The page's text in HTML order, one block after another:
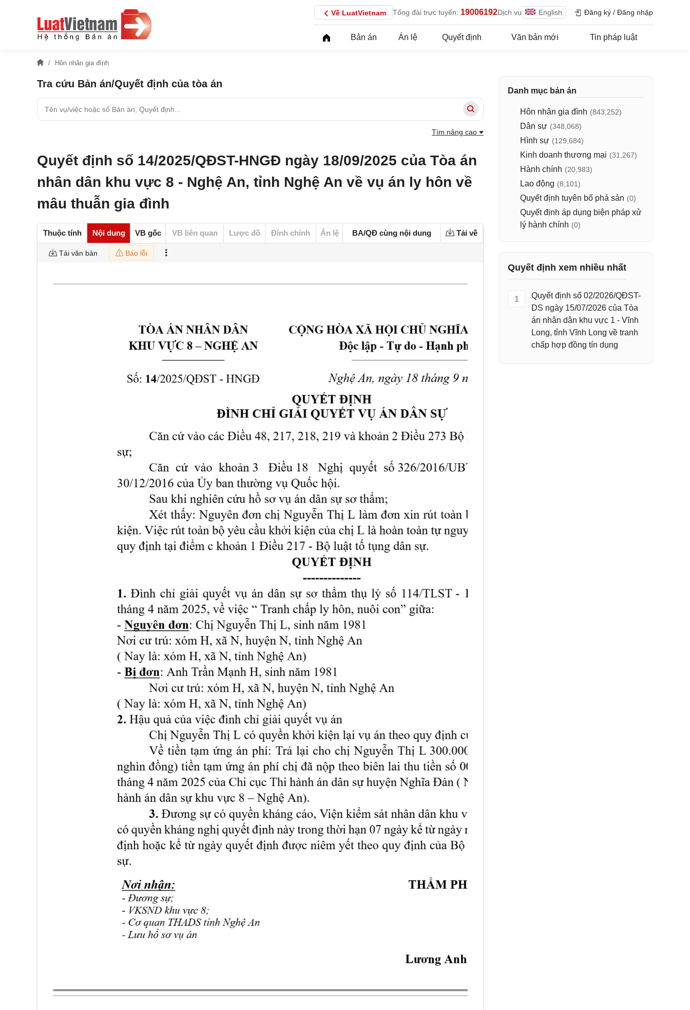
Về LuatVietnam Tổng đài trực tuyến: 19006192Dịch vụ English Đăng ký / Đăng nhập
Bản án Án lệ Quyết định Văn bản mới Tin pháp luật
Hôn nhân gia đình
Tra cứu Bản án/Quyết định của tòa án
Tìm nâng cao
Quyết định số 14/2025/QĐST-HNGĐ ngày 18/09/2025 của Tòa án
nhân dân khu vực 8 - Nghệ An, tỉnh Nghệ An về vụ án ly hôn về
mâu thuẫn gia đình
Thuộc tính Nội dung VB gốc VB liên quan Lược đồ Đính chính Án lệ BA/QĐ cùng nội dung Tải về
Tải văn bản Báo lỗi
Danh mục bản án
Hôn nhân gia đình (843,252)
Dân sự (348,068)
Hình sự (129,684)
Kinh doanh thương mại (31,267)
Hành chính (20,983)
Lao động (8,101)
Quyết định tuyên bố phá sản (0)
Quyết định áp dụng biện pháp xử
lý hành chính (0)
Quyết định xem nhiều nhất
1
Quyết định số 02/2026/QĐST-
DS ngày 15/07/2026 của Tòa
án nhân dân khu vực 1 - Vĩnh
Long, tỉnh Vĩnh Long về tranh
chấp hợp đồng tín dụng